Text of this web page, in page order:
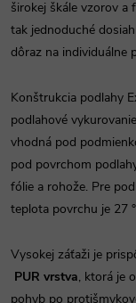
širokej škále vzorov a
tak jednoduché
dôraz na individuálne
Konštrukcia podlahy
podlahové
vhodná pod
pod povrchom
fólie a rohože. Pre
teplota povrchu je 27
Vysokej záťaži je
PUR vrstva, ktorá je
pohyb po